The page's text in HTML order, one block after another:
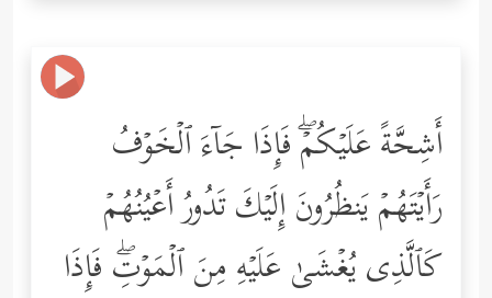
أَشِحَّةً عَلَیۡكُمۡۖ فَإِذَا جَاۤءَ ٱلۡخَوۡفُ
رَأَیۡتَهُمۡ یَنظُرُونَ إِلَیۡكَ تَدُورُ أَعۡیُنُهُمۡ
كَٱلَّذِی یُغۡشَىٰ عَلَیۡهِ مِنَ ٱلۡمَوۡتِۖ فَإِذَا